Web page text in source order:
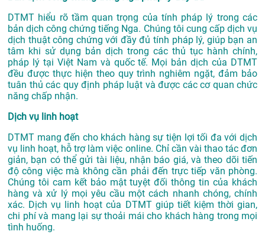
DTMT hiểu rõ tầm quan trọng của tính pháp lý trong các
bản dịch công chứng tiếng Nga. Chúng tôi cung cấp dịch vụ
dịch thuật công chứng với đầy đủ tính pháp lý, giúp bạn an
tâm khi sử dụng bản dịch trong các thủ tục hành chính,
pháp lý tại Việt Nam và quốc tế. Mọi bản dịch của DTMT
đều được thực hiện theo quy trình nghiêm ngặt, đảm bảo
tuân thủ các quy định pháp luật và được các cơ quan chức
năng chấp nhận.
Dịch vụ linh hoạt
DTMT mang đến cho khách hàng sự tiện lợi tối đa với dịch
vụ linh hoạt, hỗ trợ làm việc online. Chỉ cần vài thao tác đơn
giản, bạn có thể gửi tài liệu, nhận báo giá, và theo dõi tiến
độ công việc mà không cần phải đến trực tiếp văn phòng.
Chúng tôi cam kết bảo mật tuyệt đối thông tin của khách
hàng và xử lý mọi yêu cầu một cách nhanh chóng, chính
xác. Dịch vụ linh hoạt của DTMT giúp tiết kiệm thời gian,
chi phí và mang lại sự thoải mái cho khách hàng trong mọi
tình huống.